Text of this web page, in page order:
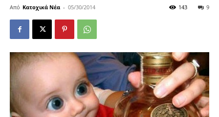
Από Κατοχικά Νέα - 05/30/2014 9
143